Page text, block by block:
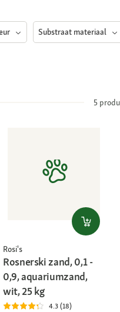
Substraat materiaal
5
Rosi's
Rosnerski zand, 0,1 -
0,9, aquariumzand,
wit, 25 kg
4.3 (18)